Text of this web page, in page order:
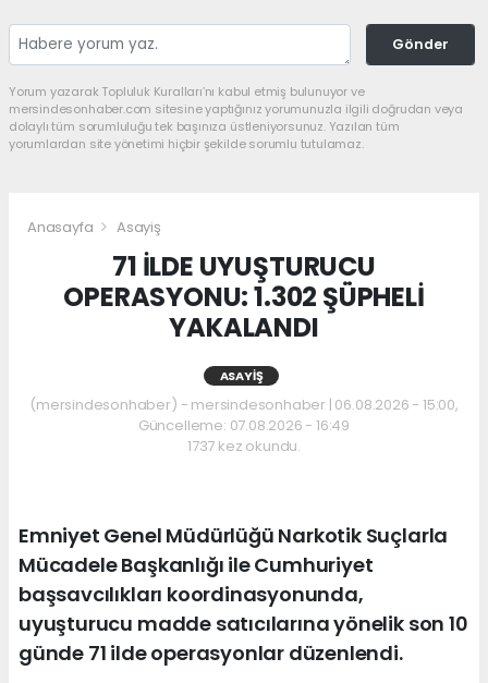
Gönder
Yorum yazarak Topluluk Kuralları’nı kabul etmiş bulunuyor ve
mersindesonhaber.com sitesine yaptığınız yorumunuzla ilgili doğrudan veya
dolaylı tüm sorumluluğu tek başınıza üstleniyorsunuz. Yazılan tüm
yorumlardan site yönetimi hiçbir şekilde sorumlu tutulamaz.
Anasayfa Asayiş
71 İLDE UYUŞTURUCU
OPERASYONU: 1.302 ŞÜPHELİ
YAKALANDI
ASAYIŞ
(mersindesonhaber) - mersindesonhaber | 06.08.2026 - 15:00,
Güncelleme: 07.08.2026 - 16:49
1737 kez okundu.
Emniyet Genel Müdürlüğü Narkotik Suçlarla
Mücadele Başkanlığı ile Cumhuriyet
başsavcılıkları koordinasyonunda,
uyuşturucu madde satıcılarına yönelik son 10
günde 71 ilde operasyonlar düzenlendi.